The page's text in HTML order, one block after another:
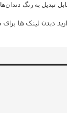
تبدیل به رنگ
دیدن لینک ها